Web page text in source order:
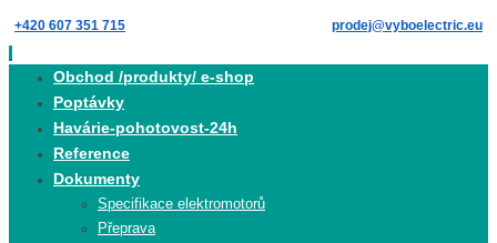
Skip
to
content
+420 607 351 715 prodej@vyboelectric.eu
Obchod /produkty/ e-shop
Poptávky
Havárie-pohotovost-24h
Reference
Dokumenty
Specifikace elektromotorů
Přeprava